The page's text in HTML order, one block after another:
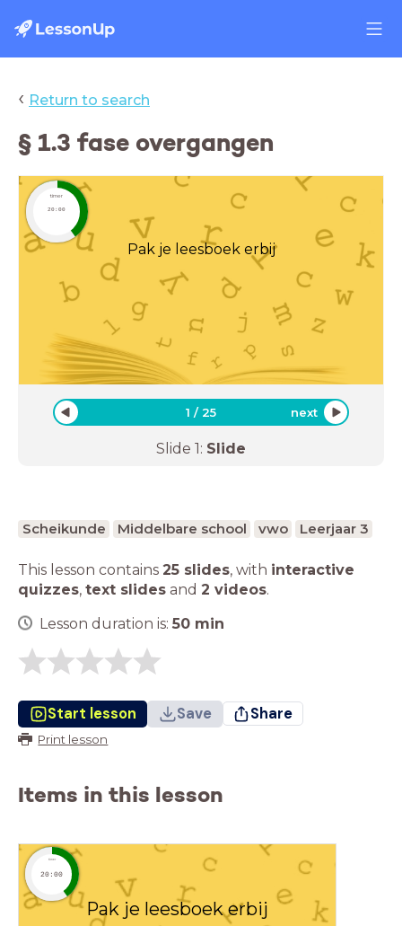
‹ Return to search
§ 1.3 fase overgangen
Pak je leesboek erbij
timer
20:00
1 /25 next
Slide 1: Slide
Scheikunde Middelbare school vwo Leerjaar 3
This lesson contains 25 slides, with interactive
quizzes, text slides and 2 videos.
Lesson duration is: 50 min
Start lesson Save Share
Print lesson
Items in this lesson
Pak je leesboek erbij
timer
20:00